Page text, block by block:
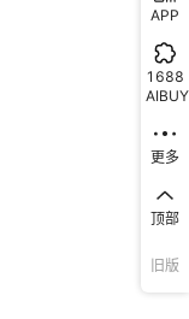
APP
1688
AIBUY
更多
顶部
旧版